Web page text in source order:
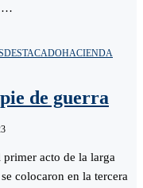
…
DESTACADOHACIENDA
de guerra
acto de la larga
colocaron en la tercera